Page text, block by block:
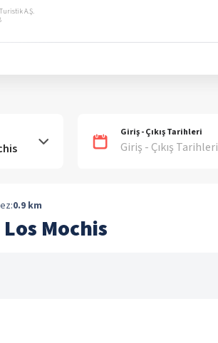
A.Ş.
Giriş - Çıkış Tarihleri
Giriş - Çıkış Tarihleri
0.9 km
Mochis